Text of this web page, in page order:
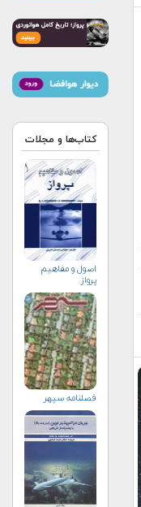
کتاب‌ها و مجلات
اصول و مفاهیم
پرواز
فصلنامه سپهر